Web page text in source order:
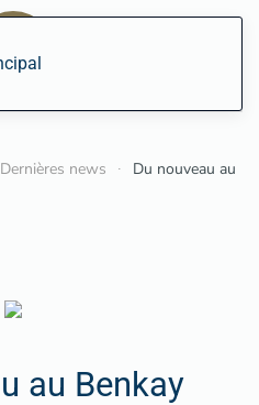
Dernières news
Du nouveau au
au Benkay